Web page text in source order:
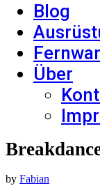
Blog
Über
by Fabian